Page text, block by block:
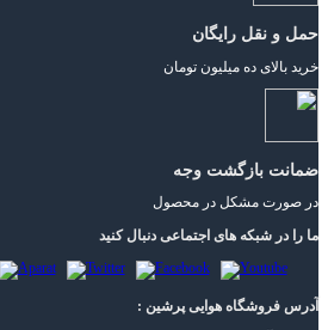
حمل و نقل رایگان
خرید بالای ده میلیون تومان
ضمانت بازگشت وجه
در صورت مشکل در محصول
ما را در شبکه های اجتماعی دنبال کنید
آدرس فروشگاه هوایی پرشین :